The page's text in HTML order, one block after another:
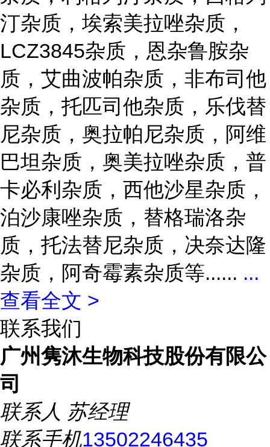
汀杂质，埃索美拉唑杂质，
LCZ3845杂质，恩杂鲁胺杂
质，艾曲波帕杂质，非布司他
杂质，托匹司他杂质，乐伐替
尼杂质，奥拉帕尼杂质，阿维
巴坦杂质，奥美拉唑杂质，普
卡必利杂质，西他沙星杂质，
泊沙康唑杂质，替格瑞洛杂
质，托法替尼杂质，决奈达隆
杂质，阿奇霉素杂质等...... ...
查看全文 >
联系我们
广州隽沐生物科技股份有限公
司
联系人 苏经理
联系手机13502246435